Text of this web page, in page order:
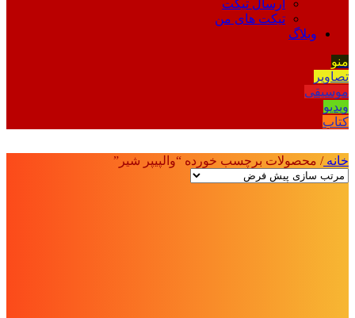
ارسال تیکت
تیکت های من
وبلاگ
منو
تصاویر
موسیقی
ویدیو
کتاب
خانه/ محصولات برچسب خورده “والپیپر شیر”